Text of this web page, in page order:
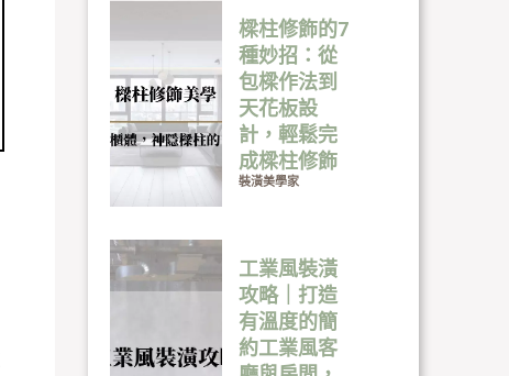
樑柱修飾的7
種妙招：從
包樑作法到
天花板設
計，輕鬆完
成樑柱修飾
裝潢美學家
工業風裝潢
攻略｜打造
有溫度的簡
約工業風客